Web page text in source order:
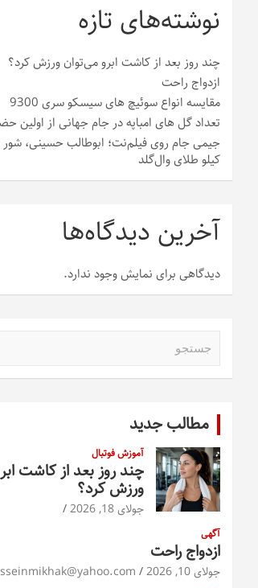
نوشته‌های تازه
چند روز بعد از کاشت ابرو می‌توان ورزش کرد؟
ازدواج راحت
مقایسه انواع سوئیچ های سیسکو سری 9300
تعداد گل های امباپه در جام جهانی از اولین
جیمی جام روی فیلم‌نت؛ ابوطالب حسینی،
کیلو طلای وال‌گلد
آخرین دیدگاه‌ها
دیدگاهی برای نمایش وجود ندارد.
مطالب جدید
آموزش فوتبال
چند روز بعد از کاشت
ورزش کرد؟
جولای 18, 2026
آگهی
ازدواج راحت
جولای 10, 2026